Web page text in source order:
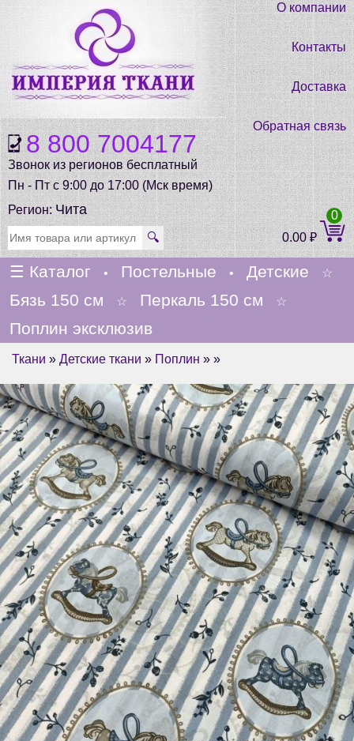
8 800 7004177
Звонок из регионов бесплатный
Пн - Пт с 9:00 до 17:00 (Мск время)
О компании
Контакты
Доставка
Обратная связь
Регион:Чита
🔍 0.00₽
0
☰ Каталог • Постельные • Детские ☆
Бязь 150 см ☆ Перкаль 150 см ☆
Поплин эксклюзив
Ткани » Детские ткани » Поплин » »